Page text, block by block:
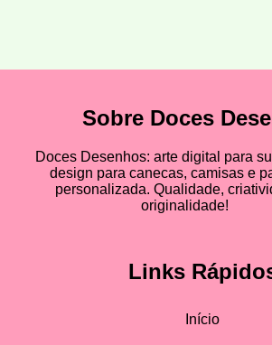
Sobre Doces
Doces Desenhos: arte digital para
design para canecas, camisas e
personalizada. Qualidade,
originalidade!
Links
Início